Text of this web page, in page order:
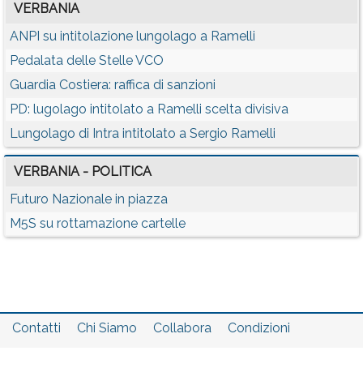
VERBANIA
ANPI su intitolazione lungolago a Ramelli
Pedalata delle Stelle VCO
Guardia Costiera: raffica di sanzioni
PD: lugolago intitolato a Ramelli scelta divisiva
Lungolago di Intra intitolato a Sergio Ramelli
VERBANIA - POLITICA
Futuro Nazionale in piazza
M5S su rottamazione cartelle
Contatti Chi Siamo Collabora
Condizioni